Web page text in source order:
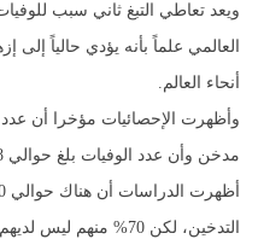
ويعد تعاطي التبغ ثاني سبب
أنحاء العالم.
و‏أظهرت الإحصائيات مؤخرا أن عدد
التدخين، لكن 70%؜